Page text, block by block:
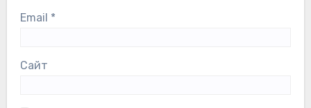
Email *
Сайт